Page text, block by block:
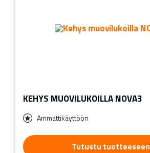
KEHYS MUOVILUKOILLA NOVA3
Ammattikäyttöön
Tutustu tuotteeseen